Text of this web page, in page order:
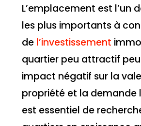
L’emplacement est l’un
les plus importants à
de l’investissement
quartier peu attractif
impact négatif sur la
propriété et la demande
est essentiel de